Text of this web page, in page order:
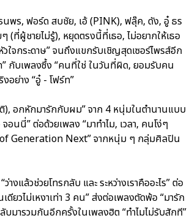
นพร, ฟอร์ด สบชัย, เอ้ (PINK), ฟลุ๊ค, ดัง, อู๋ ธร
ที่ผู้ชายไม่รู้), หยุดตรงนี้ที่เธอ, ไม่อยากให้เธอ
ใจกระดาษ” จนถึงแขกรับเชิญสุดเซอร์ไพรส์อีก
” กับเพลงซึ้ง “คนที่ใช่ ในวันที่ผิด, ยอมรับคน
อย่าง “อู๋ - โฟร์ท”
), อกหักมารักกับผม” จาก 4 หนุ่มในตำนานแบบ
นนี่” ต่อด้วยเพลง “มาทำไม, เวลา, คนโง่ๆ
of Generation Next” จากหนุ่ม ๆ กลุ่มศิลปิน
แล้วช่วยโทรกลับ และ ระหว่างเราคืออะไร” ต่อ
วไม่เหงาเท่า 3 คน” ส่งต่อเพลงตัดพ้อ “มารัก
มารวมกันอีกครั้งในเพลงฮิต “ทำไมไม่รับสักที”